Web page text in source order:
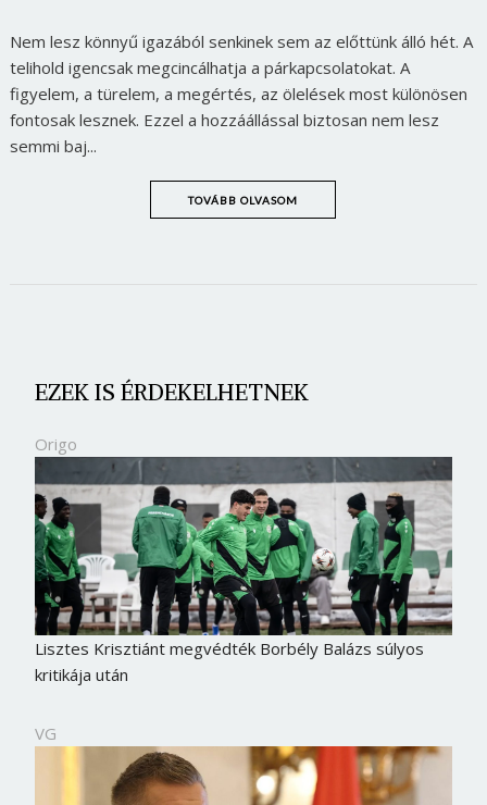
Nem lesz könnyű igazából senkinek sem az előttünk álló hét. A
telihold igencsak megcincálhatja a párkapcsolatokat. A
figyelem, a türelem, a megértés, az ölelések most különösen
fontosak lesznek. Ezzel a hozzáállással biztosan nem lesz
semmi baj...
TOVÁBB OLVASOM
EZEK IS ÉRDEKELHETNEK
Origo
Lisztes Krisztiánt megvédték Borbély Balázs súlyos
kritikája után
VG